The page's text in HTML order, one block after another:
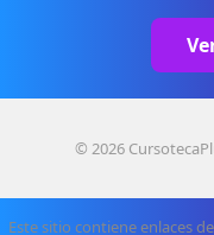
© 2026
Este sitio contiene enlaces